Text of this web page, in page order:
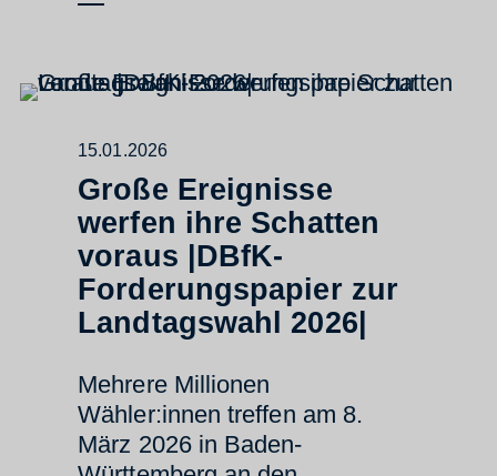
15.01.2026
Große Ereignisse
werfen ihre Schatten
voraus |DBfK-
Forderungspapier zur
Landtagswahl 2026|
Mehrere Millionen
Wähler:innen treffen am 8.
März 2026 in Baden-